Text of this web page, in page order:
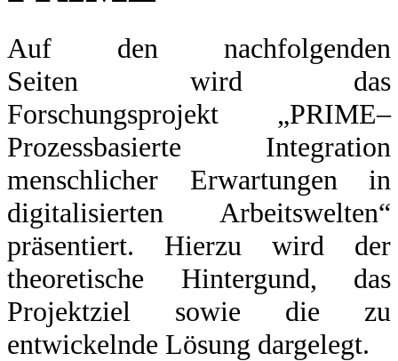
Auf den nachfolgenden
Seiten wird das
Forschungsprojekt „PRIME–
Prozessbasierte Integration
menschlicher Erwartungen in
digitalisierten Arbeitswelten“
präsentiert. Hierzu wird der
theoretische Hintergund, das
Projektziel sowie die zu
entwickelnde Lösung dargelegt.